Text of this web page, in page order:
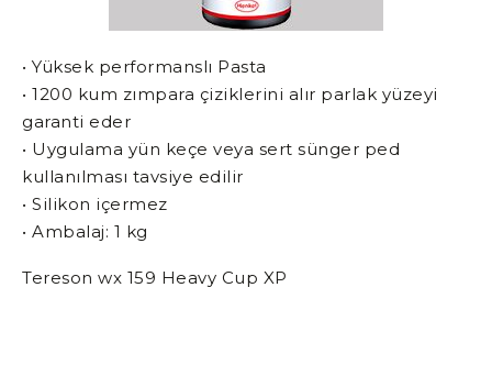
• Yüksek performanslı Pasta
• 1200 kum zımpara çiziklerini alır parlak yüzeyi
garanti eder
• Uygulama yün keçe veya sert sünger ped
kullanılması tavsiye edilir
• Silikon içermez
• Ambalaj: 1 kg
Tereson wx 159 Heavy Cup XP